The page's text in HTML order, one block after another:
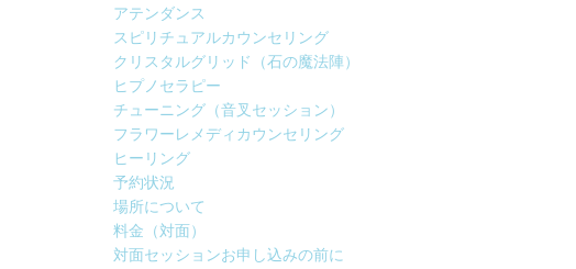
アテンダンス
スピリチュアルカウンセリング
クリスタルグリッド（石の魔法陣）
ヒプノセラピー
チューニング（音叉セッション）
フラワーレメディカウンセリング
ヒーリング
予約状況
場所について
料金（対面）
対面セッションお申し込みの前に